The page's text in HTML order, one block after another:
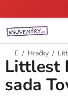
na
obsah
Domů
/ Hračky /
Littlest
sada